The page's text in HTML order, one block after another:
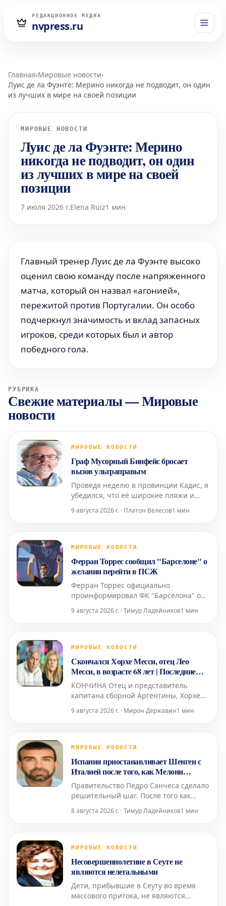
РЕДАКЦИОННОЕ МЕДИА
nvpress.ru
Главная›Мировые новости›
Луис де ла Фуэнте: Мерино никогда не подводит, он один
из лучших в мире на своей позиции
МИРОВЫЕ НОВОСТИ
Луис де ла Фуэнте: Мерино
никогда не подводит, он один
из лучших в мире на своей
позиции
7 июля 2026 г.Elena Ruiz1 мин
Главный тренер Луис де ла Фуэнте высоко
оценил свою команду после напряженного
матча, который он назвал «агонией»,
пережитой против Португалии. Он особо
подчеркнул значимость и вклад запасных
игроков, среди которых был и автор
победного гола.
РУБРИКА
Свежие материалы—Мировые
новости
МИРОВЫЕ НОВОСТИ
Граф Мусорный Бинфейс бросает
вызов ультраправым
Проведя неделю в провинции Кадис, я
убедился, что её широкие пляжи и
сравнение со средиземноморским
там, благодаря океанским бризам,
совершенно не нужен.
9 августа 2026 г. · Платон Велесов1 мин
МИРОВЫЕ НОВОСТИ
Ферран Торрес сообщил "Барселоне" о
желании перейти в ПСЖ
Ферран Торрес официально
проинформировал ФК "Барселона" о
заключить соглашение с "ПСЖ".
после того, как забил победный гол в
об этом главному тренеру Ханси Флику
9 августа 2026 г. · Тимур Ладейников1 мин
МИРОВЫЕ НОВОСТИ
Скончался Хорхе Месси, отец Лео
Месси, в возрасте 68 лет | Последние
новости: прямые реакции
КОНЧИНА Отец и представитель
капитана сборной Аргентины, Хорхе
наблюдением в течение нескольких
известно о его кончине в возрасте 68
мир.
9 августа 2026 г. · Мирон Державин1 мин
МИРОВЫЕ НОВОСТИ
Испания приостанавливает Шенген с
Италией после того, как Мелони
отвергла ультиматум Санчеса
Правительство Педро Санчеса сделало
решительный шаг. После того как
ультиматум относительно
на нелегальное прибытие более 72
испанское правительство приняло от
8 августа 2026 г. · Тимур Ладейников1 мин
МИРОВЫЕ НОВОСТИ
Несовершеннолетние в Сеуте не
являются нелегальными
Дети, прибывшие в Сеуту во время
массового притока, не являются